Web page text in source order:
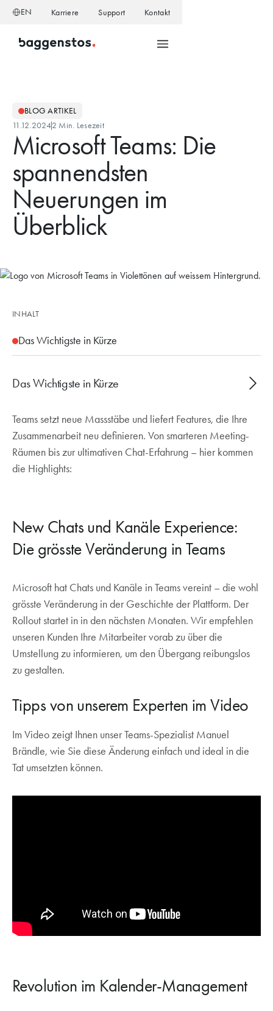
EN Karriere Support Kontakt
BLOG ARTIKEL
11.12.20242 Min. Lesezeit
Microsoft Teams: Die
spannendsten
Neuerungen im
Überblick
INHALT
Das Wichtigste in Kürze
Das Wichtigste in Kürze
Die grösste Veränderung in Teams: Chats und
Kanäle werden vereint. Der Rollout erfolgt in den
nächsten Monaten.
Der Outlook-Kalender ist neu direkt in Teams
Teams Rooms können ausserhalb von Meetings
als Info-Display für digitale Beschilderung genutzt
werden (Teams Rooms Pro Lizenz erforderlich).
Teams setzt neue Massstäbe und liefert Features, die Ihre
Zusammenarbeit neu definieren. Von smarteren Meeting-
Räumen bis zur ultimativen Chat-Erfahrung – hier kommen
die Highlights:
New Chats und Kanäle Experience:
Die grösste Veränderung in Teams
Microsoft hat Chats und Kanäle in Teams vereint – die wohl
grösste Veränderung in der Geschichte der Plattform. Der
Rollout startet in in den nächsten Monaten. Wir empfehlen
unseren Kunden Ihre Mitarbeiter vorab zu über die
Umstellung zu informieren, um den Übergang reibungslos
zu gestalten.
Tipps von unserem Experten im Video
Im Video zeigt Ihnen unser Teams-Spezialist Manuel
Brändle, wie Sie diese Änderung einfach und ideal in die
Tat umsetzten können.
Revolution im Kalender-Management